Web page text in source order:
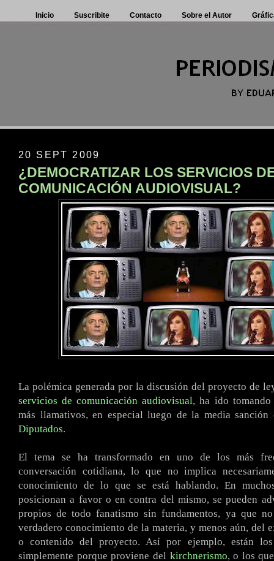
Inicio Suscribite Contacto Sobre el Autor
20 SEPT 2009
¿DEMOCRATIZAR LOS SERVICIOS
COMUNICACIÓN AUDIOVISUAL?
La polémica generada por la discusión del proyecto de
servicios de comunicación audiovisual, ha ido
más llamativos, en especial luego de la media
Diputados.
El tema se ha transformado en uno de los más
conversación cotidiana, lo que no implica
conocimiento de lo que se está hablando. En
posicionan a favor o en contra del mismo, se pueden
propios de todo fanatismo sin fundamentos, ya que
verdadero conocimiento de la materia, y menos aún, del
o contenido del proyecto. Así por ejemplo, están
simplemente porque proviene del kirchnerismo, o los